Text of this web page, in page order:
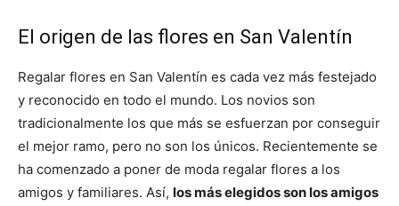
El origen de las flores en San Valentín
Regalar flores en San Valentín es cada vez más festejado
y reconocido en todo el mundo. Los novios son
tradicionalmente los que más se esfuerzan por conseguir
el mejor ramo, pero no son los únicos. Recientemente se
ha comenzado a poner de moda regalar flores a los
amigos y familiares. Así, los más elegidos son los amigos